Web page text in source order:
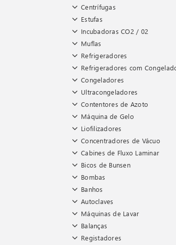
Centrífugas
Estufas
Incubadoras CO2 / 02
Muflas
Refrigeradores
Refrigeradores com
Congeladores
Ultracongeladores
Contentores de Azoto
Máquina de Gelo
Liofilizadores
Concentradores de Vácuo
Cabines de Fluxo Laminar
Bicos de Bunsen
Bombas
Banhos
Autoclaves
Máquinas de Lavar
Balanças
Registadores